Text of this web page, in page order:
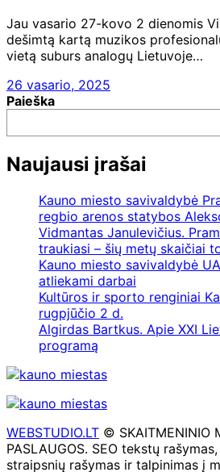
Jau vasario 27-kovo 2 dienomis
dešimtą kartą muzikos
vietą suburs analogų Lietuvoje…
26 vasario, 2025
Paieška
Naujausi įrašai
Kauno miesto savivaldybė
regbio arenos statybos
Vidmantas Janulevičius.
traukiasi – šių metų skaičiai
Kauno miesto savivaldybė
atliekami darbai
Kultūros ir sporto renginiai
rugpjūčio 2 d.
Algirdas Bartkus. Apie XXI
programą
WEBSTUDIO.LT © SKAITMENINIO
PASLAUGOS. SEO tekstų
straipsnių rašymas ir talpinimas į